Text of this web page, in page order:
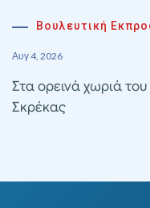
Βουλευτική
Αυγ 4, 2026
Στα ορεινά χωριά
Σκρέκας